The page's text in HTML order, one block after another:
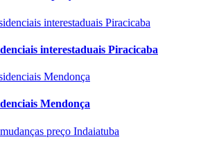
interestaduais Piracicaba
Mendonça